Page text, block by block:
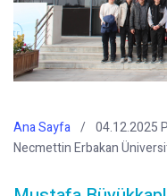
Ana Sayfa
04.12.2025
Necmettin Erbakan